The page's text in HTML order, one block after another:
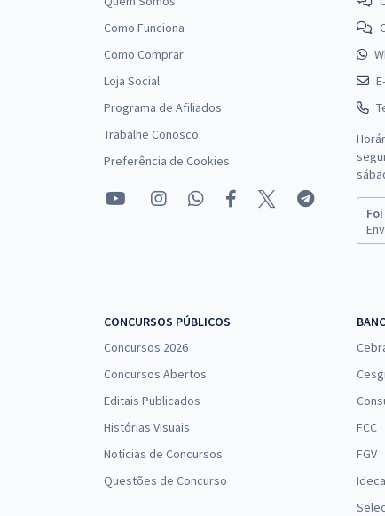
Como Funciona
Como Comprar
Loja Social
Programa de Afiliados
Trabalhe Conosco
Preferência de Cookies
CONCURSOS PÚBLICOS
Concursos 2026
Concursos Abertos
Editais Publicados
Histórias Visuais
Notícias de Concursos
Questões de Concurso
FCC
FGV